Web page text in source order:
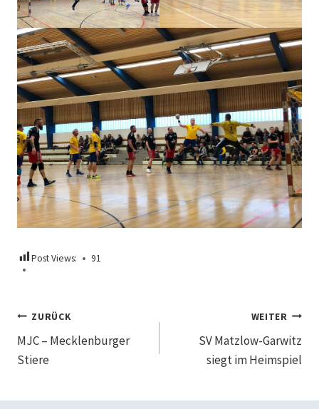
Post Views: 91
Beitragsnavigation
ZURÜCK
MJC – Mecklenburger
Stiere
WEITER
SV Matzlow-Garwitz
siegt im Heimspiel